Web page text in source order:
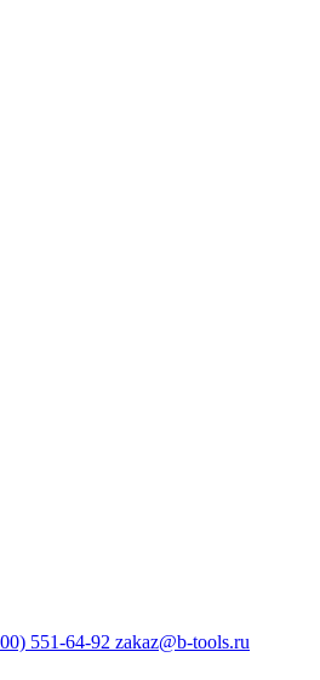
551-64-92 zakaz@b-tools.ru